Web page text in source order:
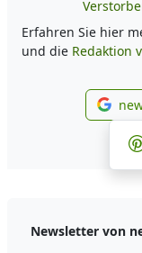
Erfahren Sie hier
und die Redaktion
Newsletter von